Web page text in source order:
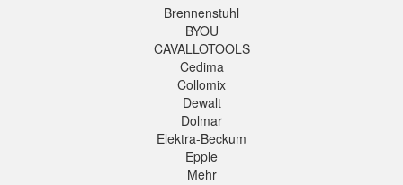
Brennenstuhl
BYOU
CAVALLOTOOLS
Cedima
Collomix
Dewalt
Dolmar
Elektra-Beckum
Epple
Mehr